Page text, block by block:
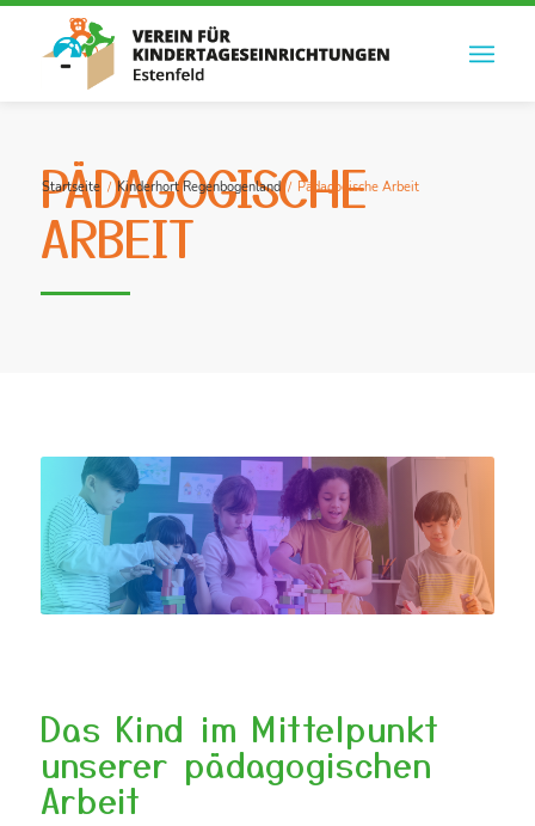
PÄDAGOGISCHE
ARBEIT
Startseite / Kinderhort Regenbogenland / Pädagogische Arbeit
Das Kind im Mittelpunkt
unserer pädagogischen
Arbeit